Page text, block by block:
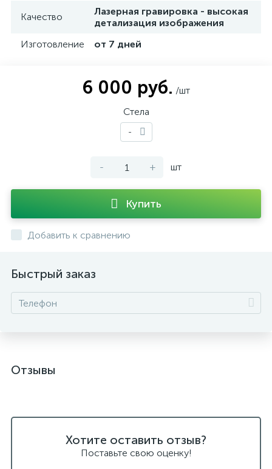
Качество
Лазерная гравировка - высокая
детализация изображения
Изготовление
от 7 дней
6 000 руб. /шт
Стела
-
- + шт
Купить
Добавить к сравнению
Быстрый заказ
Отзывы
Хотите оставить отзыв?
Поставьте свою оценку!